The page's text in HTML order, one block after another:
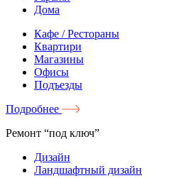
Дома
Кафе / Рестораны
Квартири
Магазины
Офисы
Подъезды
Подробнее
Ремонт “под ключ”
Дизайн
Ландшафтный дизайн